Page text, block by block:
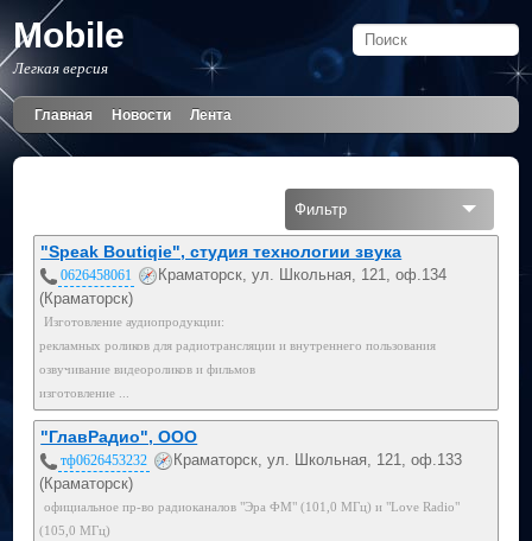
Mobile
Легкая версия
Главная Новости Лента
Фильтр
"Speak Boutiqie", студия технологии звука
0626458061
Краматорск, ул. Школьная, 121, оф.134
(Краматорск)
Изготовление аудиопродукции:
рекламных роликов для радиотрансляции и внутреннего пользования
озвучивание видеороликов и фильмов
изготовление ...
"ГлавРадио", ООО
тф0626453232
Краматорск, ул. Школьная, 121, оф.133
(Краматорск)
официальное пр-во радиоканалов "Эра ФМ" (101,0 МГц) и "Love Radio"
(105,0 МГц)